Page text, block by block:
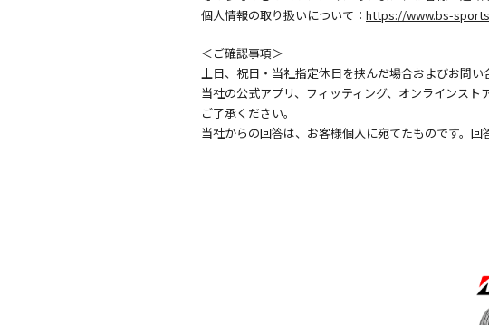
個人情報の取り扱いについて： https://www.bs-
＜ご確認事項＞
土日、祝日・当社指定休日を挟んだ場合およびお問
当社の公式アプリ、フィッティング、オンラインス
ご了承ください。
当社からの回答は、お客様個人に宛てたものです。